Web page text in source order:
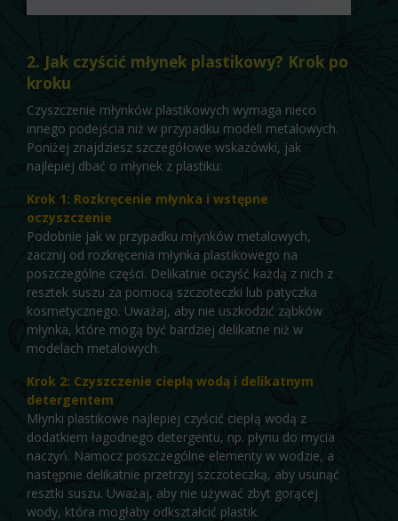
2. Jak czyścić młynek plastikowy? Krok po
kroku
Czyszczenie młynków plastikowych wymaga nieco
innego podejścia niż w przypadku modeli metalowych.
Poniżej znajdziesz szczegółowe wskazówki, jak
najlepiej dbać o młynek z plastiku:
Krok 1: Rozkręcenie młynka i wstępne
oczyszczenie
Podobnie jak w przypadku młynków metalowych,
zacznij od rozkręcenia młynka plastikowego na
poszczególne części. Delikatnie oczyść każdą z nich z
resztek suszu za pomocą szczoteczki lub patyczka
kosmetycznego. Uważaj, aby nie uszkodzić ząbków
młynka, które mogą być bardziej delikatne niż w
modelach metalowych.
Krok 2: Czyszczenie ciepłą wodą i delikatnym
detergentem
Młynki plastikowe najlepiej czyścić ciepłą wodą z
dodatkiem łagodnego detergentu, np. płynu do mycia
naczyń. Namocz poszczególne elementy w wodzie, a
następnie delikatnie przetrzyj szczoteczką, aby usunąć
resztki suszu. Uważaj, aby nie używać zbyt gorącej
wody, która mogłaby odkształcić plastik.